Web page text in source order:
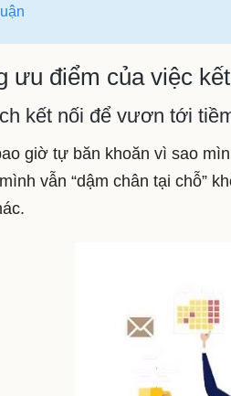
ưu điểm của việc
kết nối để vươn tới
giờ tự băn khoăn vì sao
vẫn “dậm chân tại chỗ”